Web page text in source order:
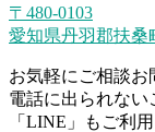
〒480-0103
愛知県丹羽郡扶桑
お気軽にご相談お
電話に出られない
「LINE」もご利